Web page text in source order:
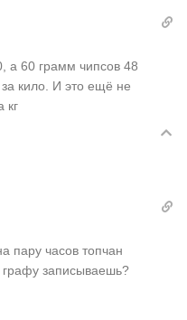
а 60 грамм чипсов 48
кило. И это ещё не
кг
пару часов топчан
записываешь?